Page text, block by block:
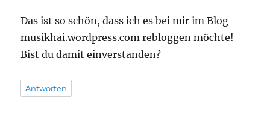
Das ist so schön, dass ich es bei mir im Blog
musikhai.wordpress.com rebloggen möchte!
Bist du damit einverstanden?
Antworten